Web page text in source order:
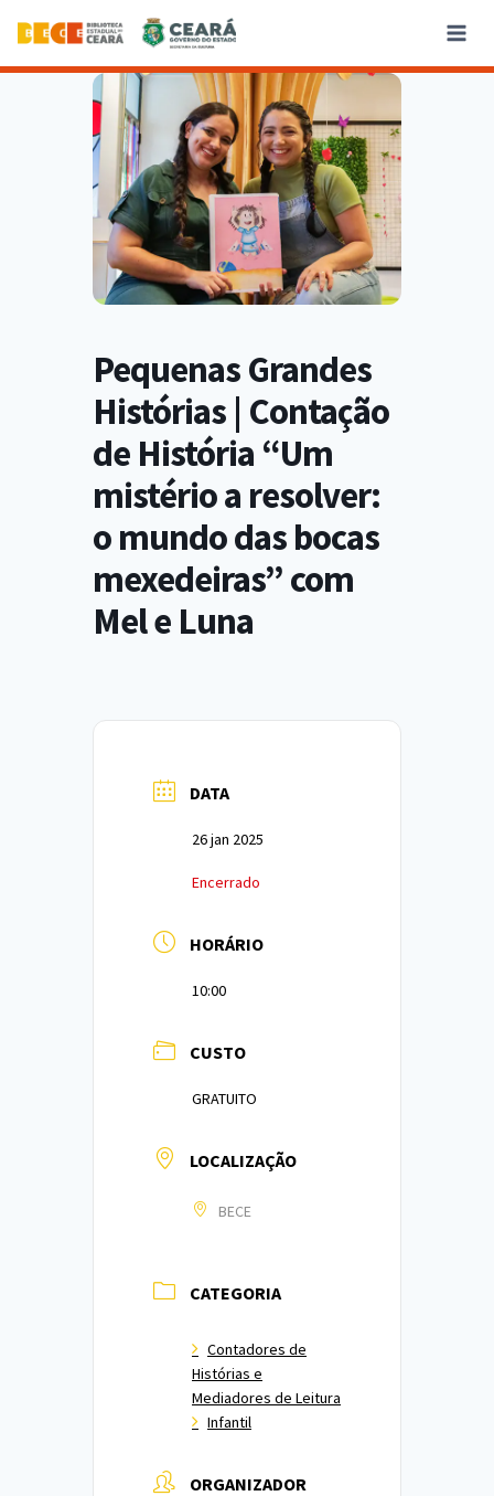
Pequenas Grandes
Histórias | Contação
de História “Um
mistério a resolver:
o mundo das bocas
mexedeiras” com
Mel e Luna
DATA
26 jan 2025
Encerrado
HORÁRIO
10:00
CUSTO
GRATUITO
LOCALIZAÇÃO
BECE
CATEGORIA
Contadores de
Histórias e
Mediadores de Leitura
Infantil
ORGANIZADOR